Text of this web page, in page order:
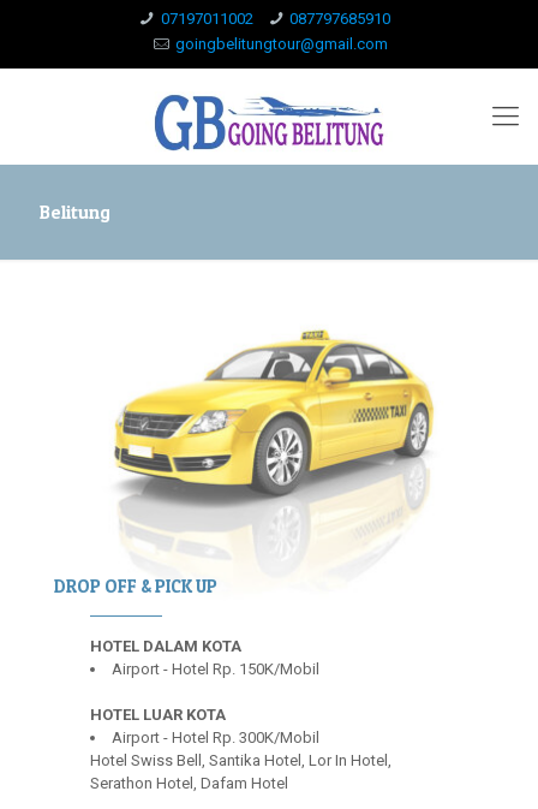
07197011002
087797685910
goingbelitungtour@gmail.com
Belitung
DROP OFF & PICK UP
HOTEL DALAM KOTA
Airport - Hotel Rp. 150K/Mobil
HOTEL LUAR KOTA
Airport - Hotel Rp. 300K/Mobil
Hotel Swiss Bell, Santika Hotel, Lor In Hotel,
Serathon Hotel, Dafam Hotel